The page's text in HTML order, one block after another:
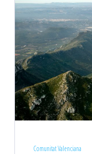
Comunitat Valenciana